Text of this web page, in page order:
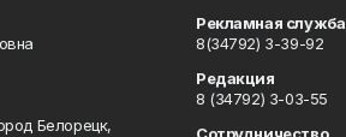
Белорецк,
Рекламная служба
8(34792) 3-39-92
Редакция
8 (34792) 3-03-55